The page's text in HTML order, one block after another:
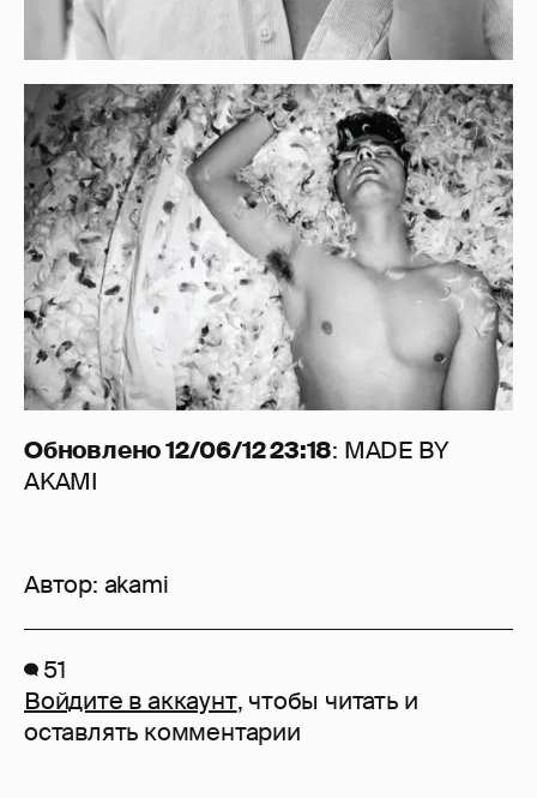
Обновлено 12/06/12 23:18: MADE BY
AKAMI
Автор: akami
51
Войдите в аккаунт, чтобы читать и
оставлять комментарии